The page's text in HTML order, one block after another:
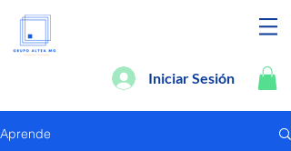
Iniciar Sesión
Aprende